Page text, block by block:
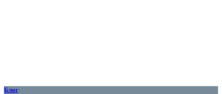
Блог